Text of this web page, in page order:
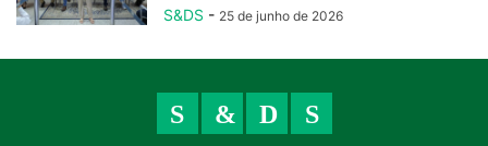
S&DS - 25 de junho de 2026